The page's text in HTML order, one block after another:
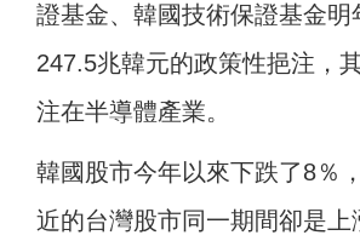
證基金、韓國技術保證基金明
247.5兆韓元的政策性挹注，
注在半導體產業。
韓國股市今年以來下跌了8％
近的台灣股市同一期間卻是上